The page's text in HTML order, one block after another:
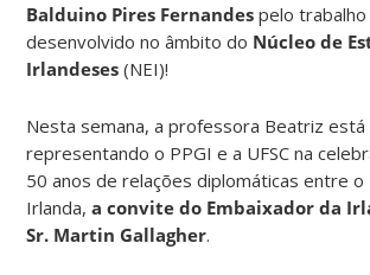
Balduino Pires Fernandes pelo trabalho
desenvolvido no âmbito do Núcleo de
Irlandeses (NEI)!
Nesta semana, a professora Beatriz está
representando o PPGI e a UFSC na
50 anos de relações diplomáticas entre o
Irlanda,a convite do Embaixador da
Sr. Martin Gallagher.